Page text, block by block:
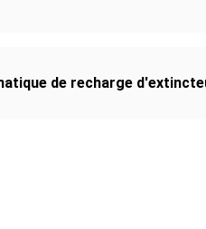
de recharge